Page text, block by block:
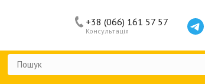
Консультація
+38 (066) 161 57 57